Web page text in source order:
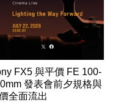
FX5 與平價 FE 100-
發表會前夕規格與
全面流出